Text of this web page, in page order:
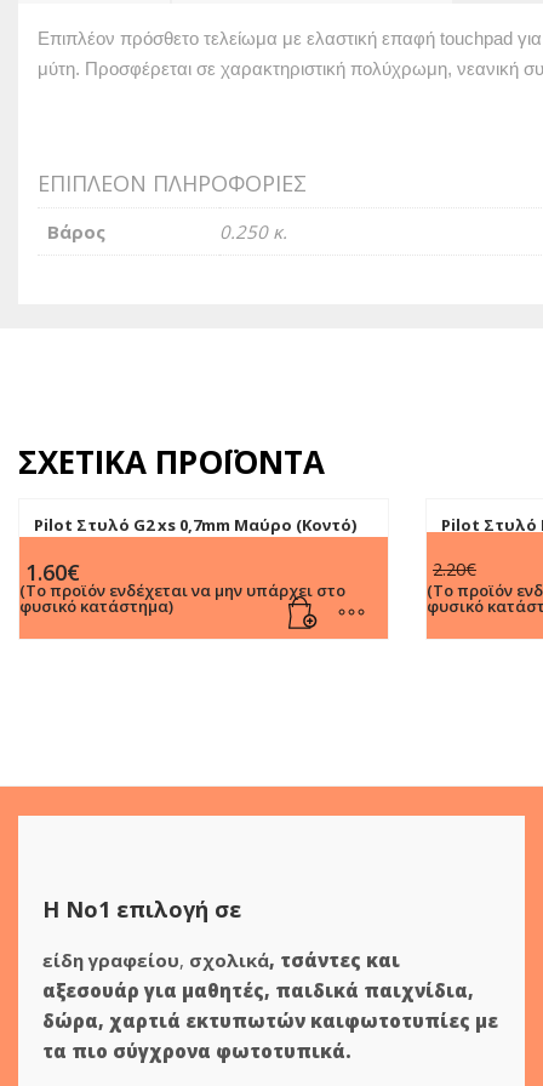
Επιπλέον πρόσθετο τελείωμα με ελαστική επαφή touchpad
μύτη. Προσφέρεται σε χαρακτηριστική πολύχρωμη, νεανική
ΕΠΙΠΛΈΟΝ ΠΛΗΡΟΦΟΡΊΕΣ
Βάρος 0.250 κ.
ΣΧΕΤΙΚΆ ΠΡΟΪΌΝΤΑ
Pilot Στυλό G2 xs 0,7mm Μαύρο (Κοντό)
1.60€
(Το προϊόν ενδέχεται να μην υπάρχει στο
φυσικό κατάστημα)
Pilot Στυλό
2.20€
was:
τιμή
(Το προϊόν
φυσικό
Η Νο1 επιλογή σε
είδη γραφείου, σχολικά, τσάντες και
αξεσουάρ για μαθητές, παιδικά παιχνίδια,
δώρα, χαρτιά εκτυπωτών καιφωτοτυπίες με
τα πιο σύγχρονα φωτοτυπικά.